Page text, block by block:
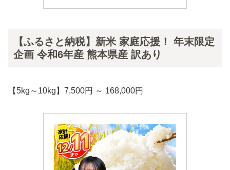
【ふるさと納税】新米 家庭応援！ 年末限定
企画 令和6年産 熊本県産 訳あり
【5kg～10kg】7,500円 ～ 168,000円